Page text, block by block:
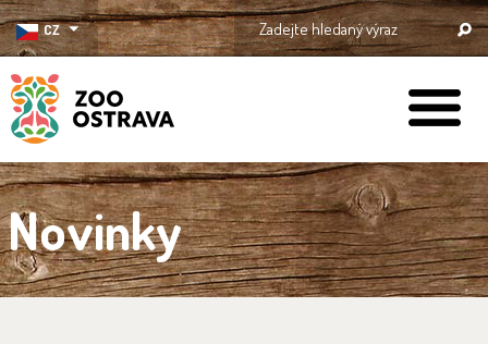
CZ
ZOO Ostrava
Novinky